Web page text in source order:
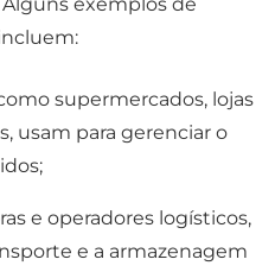
supermercados, lojas
usam para gerenciar o
e operadores logísticos,
e a armazenagem